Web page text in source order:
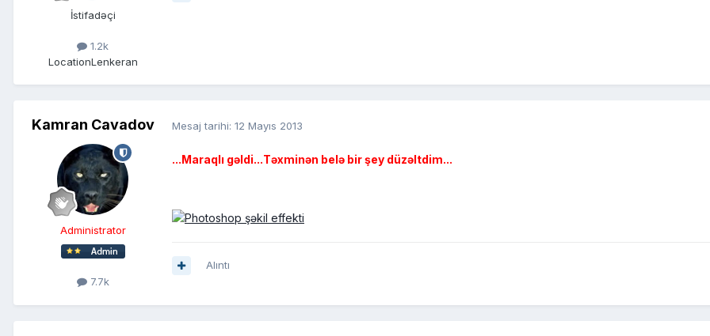
İstifadəçi
1.2k
LocationLenkeran
Kamran Cavadov
Administrator
7.7k
Mesaj tarihi: 12 Mayıs 2013
...Maraqlı gəldi...Təxminən belə bir şey düzəltdim...
Alıntı